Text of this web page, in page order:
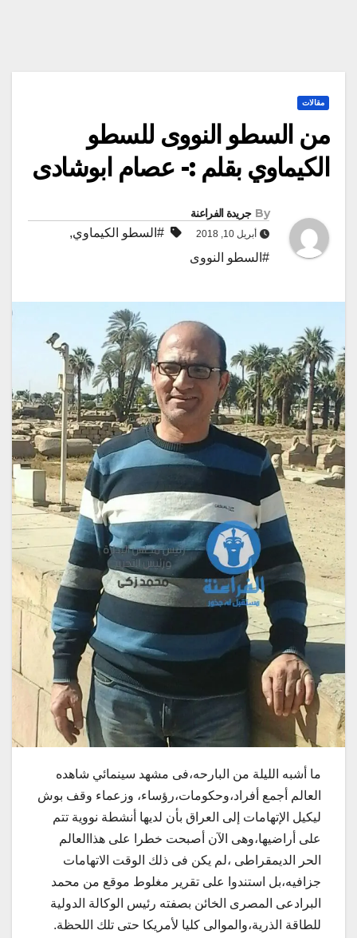
مقالات
من السطو النووى للسطو
الكيماوي بقلم :- عصام ابوشادى
By جريدة الفراعنة
أبريل 10, 2018 #السطو الكيماوي,
#السطو النووى
ما أشبه الليلة من البارحه،فى مشهد سينمائي شاهده
العالم أجمع أفراد،وحكومات،رؤساء، وزعماء وقف بوش
ليكيل الإتهامات إلى العراق بأن لديها أنشطة نووية تتم
على أراضيها،وهى الآن أصبحت خطرا على هذاالعالم
الحر الديمقراطى ،لم يكن فى ذلك الوقت الاتهامات
جزافيه،بل استندوا على تقرير مغلوط موقع من محمد
البرادعى المصرى الخائن بصفته رئيس الوكالة الدولية
للطاقة الذرية،والموالى كليا لأمريكا حتى تلك اللحظة.